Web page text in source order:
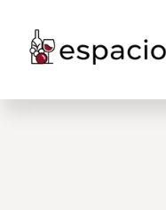
contenido